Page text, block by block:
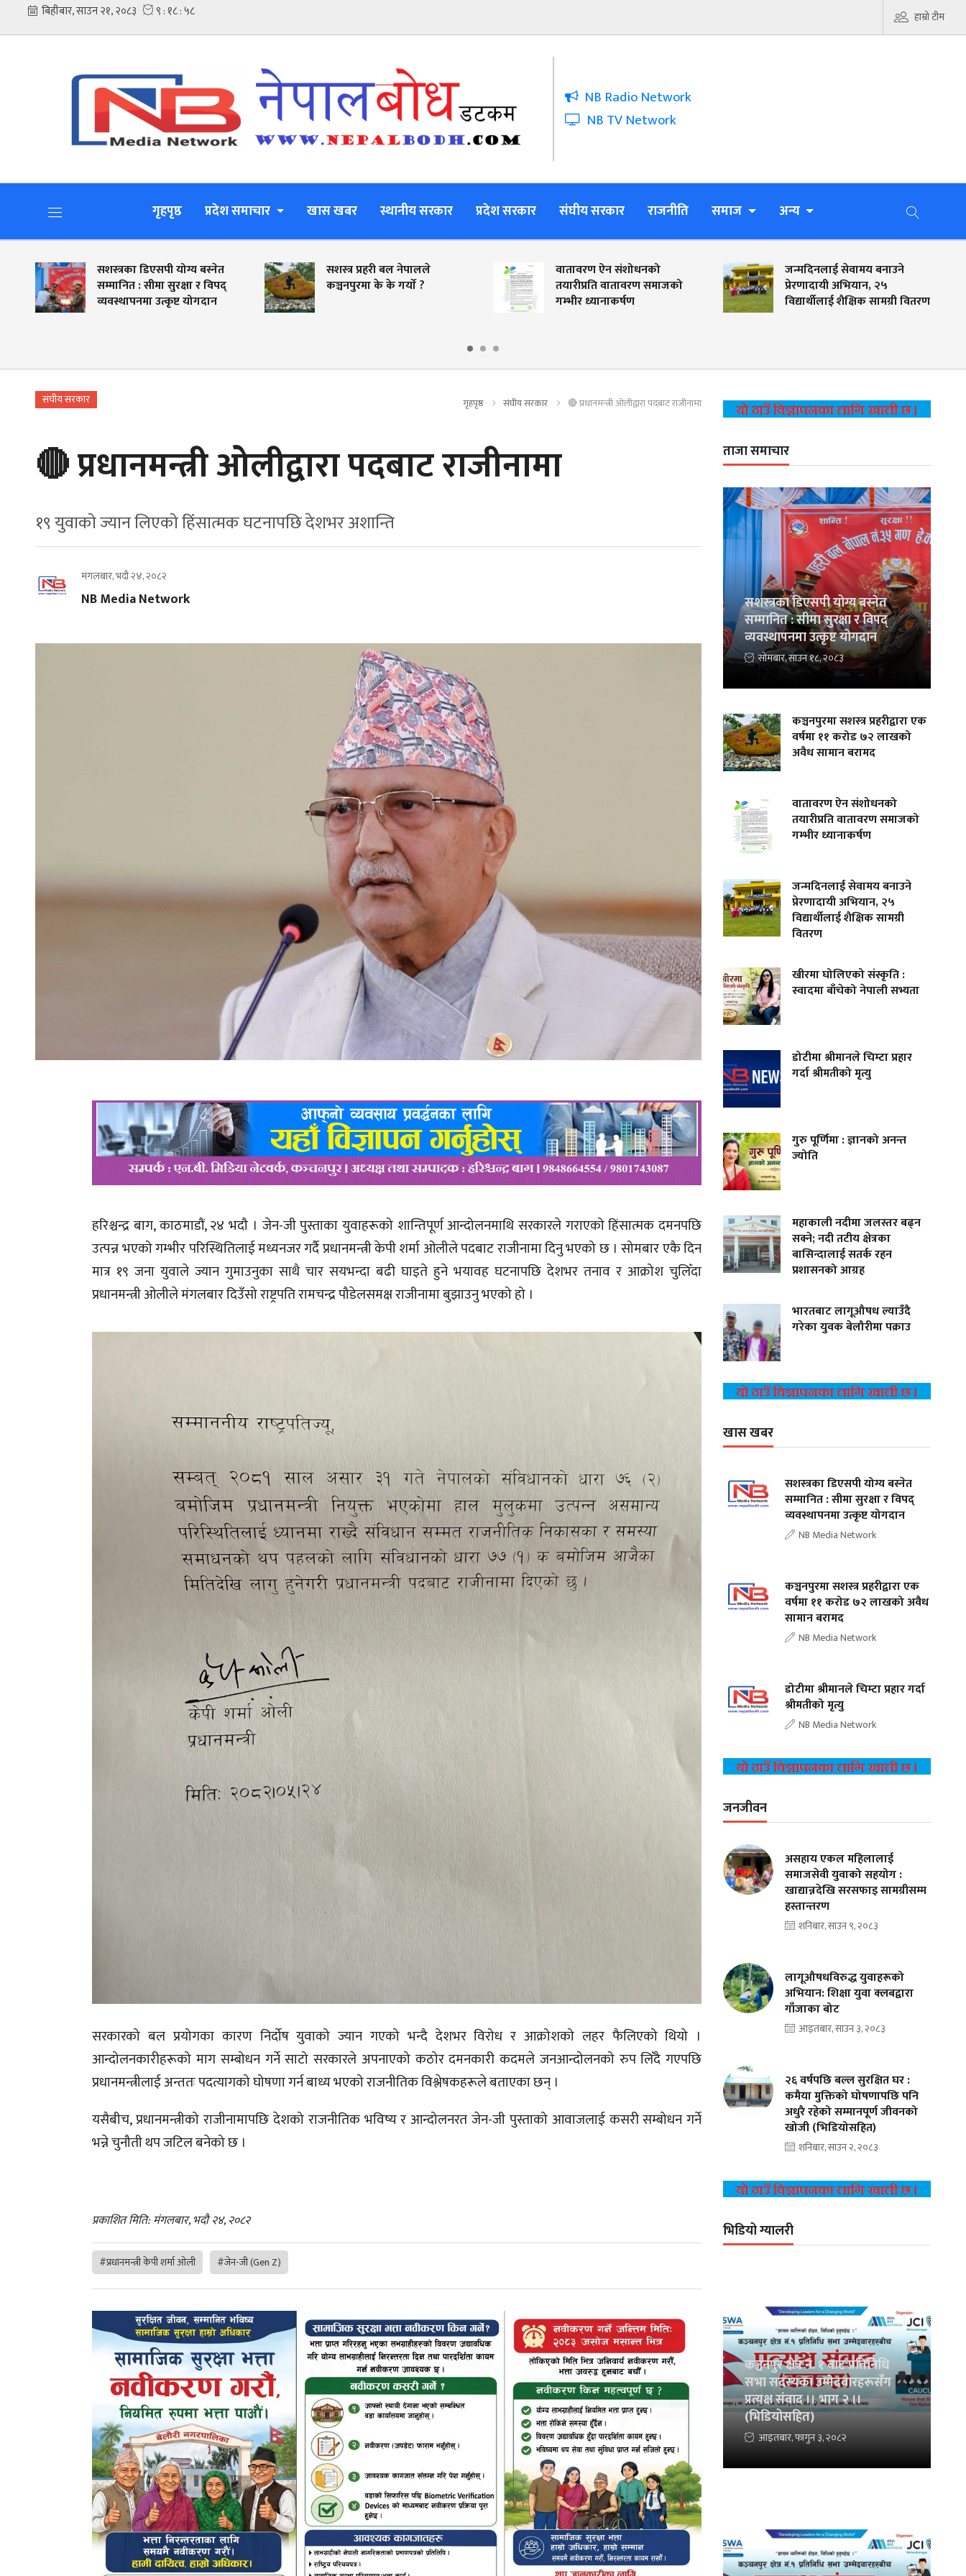
हाम्रो टीम
NB Radio Network
NB TV Network
गृहपृष्ठ प्रदेश समाचार खास खबर स्थानीय सरकार प्रदेश सरकार संघीय सरकार राजनीति समाज अन्य
सशस्त्रका डिएसपी योग्य बस्नेत
सम्मानित : सीमा सुरक्षा र विपद्
व्यवस्थापनमा उत्कृष्ट योगदान
सशस्त्र प्रहरी बल नेपालले
कञ्चनपुरमा के के गर्याे ?
वातावरण ऐन संशोधनको
तयारीप्रति वातावरण समाजको
गम्भीर ध्यानाकर्षण
जन्मदिनलाई सेवामय बनाउने
प्रेरणादायी अभियान, २५
विद्यार्थीलाई शैक्षिक सामग्री वितरण
संघीय सरकार गृहपृष्ठ संघीय सरकार 🔴 प्रधानमन्त्री ओलीद्वारा पदबाट राजीनामा
🔴 प्रधानमन्त्री ओलीद्वारा पदबाट राजीनामा
१९ युवाको ज्यान लिएको हिंसात्मक घटनापछि देशभर अशान्ति
मंगलबार, भदौ २४, २०८२
NB Media Network
हरिश्चन्द्र बाग, काठमाडौं, २४ भदौ । जेन-जी पुस्ताका युवाहरूको शान्तिपूर्ण आन्दोलनमाथि सरकारले गराएको हिंसात्मक दमनपछि
उत्पन्न भएको गम्भीर परिस्थितिलाई मध्यनजर गर्दै प्रधानमन्त्री केपी शर्मा ओलीले पदबाट राजीनामा दिनु भएको छ । सोमबार एकै दिन
मात्र १९ जना युवाले ज्यान गुमाउनुका साथै चार सयभन्दा बढी घाइते हुने भयावह घटनापछि देशभर तनाव र आक्रोश चुलिँदा
प्रधानमन्त्री ओलीले मंगलबार दिउँसो राष्ट्रपति रामचन्द्र पौडेलसमक्ष राजीनामा बुझाउनु भएको हो ।
सरकारको बल प्रयोगका कारण निर्दोष युवाको ज्यान गएको भन्दै देशभर विरोध र आक्रोशको लहर फैलिएको थियो ।
आन्दोलनकारीहरूको माग सम्बोधन गर्ने साटो सरकारले अपनाएको कठोर दमनकारी कदमले जनआन्दोलनको रुप लिँदै गएपछि
प्रधानमन्त्रीलाई अन्ततः पदत्यागको घोषणा गर्न बाध्य भएको राजनीतिक विश्लेषकहरूले बताएका छन् ।
यसैबीच, प्रधानमन्त्रीको राजीनामापछि देशको राजनीतिक भविष्य र आन्दोलनरत जेन-जी पुस्ताको आवाजलाई कसरी सम्बोधन गर्ने
भन्ने चुनौती थप जटिल बनेको छ ।
प्रकाशित मिति: मंगलबार, भदौ २४, २०८२
#प्रधानमन्त्री केपी शर्मा ओली #जेन-जी (Gen Z)
ताजा समाचार
सशस्त्रका डिएसपी योग्य बस्नेत
सम्मानित : सीमा सुरक्षा र विपद्
व्यवस्थापनमा उत्कृष्ट योगदान
सोमबार, साउन १८, २०८३
कञ्चनपुरमा सशस्त्र प्रहरीद्वारा एक
वर्षमा ११ करोड ७२ लाखको
अवैध सामान बरामद
वातावरण ऐन संशोधनको
तयारीप्रति वातावरण समाजको
गम्भीर ध्यानाकर्षण
जन्मदिनलाई सेवामय बनाउने
प्रेरणादायी अभियान, २५
विद्यार्थीलाई शैक्षिक सामग्री
वितरण
खीरमा घोलिएको संस्कृति :
स्वादमा बाँचेको नेपाली सभ्यता
डोटीमा श्रीमानले चिम्टा प्रहार
गर्दा श्रीमतीको मृत्यु
गुरु पूर्णिमा : ज्ञानको अनन्त
ज्योति
महाकाली नदीमा जलस्तर बढ्न
सक्ने; नदी तटीय क्षेत्रका
बासिन्दालाई सतर्क रहन
प्रशासनको आग्रह
भारतबाट लागूऔषध ल्याउँदै
गरेका युवक बेलौरीमा पक्राउ
खास खबर
सशस्त्रका डिएसपी योग्य बस्नेत
सम्मानित : सीमा सुरक्षा र विपद्
व्यवस्थापनमा उत्कृष्ट योगदान
NB Media Network
कञ्चनपुरमा सशस्त्र प्रहरीद्वारा एक
वर्षमा ११ करोड ७२ लाखको अवैध
सामान बरामद
NB Media Network
डोटीमा श्रीमानले चिम्टा प्रहार गर्दा
श्रीमतीको मृत्यु
NB Media Network
जनजीवन
असहाय एकल महिलालाई
समाजसेवी युवाको सहयोग :
खाद्यान्नदेखि सरसफाइ सामग्रीसम्म
हस्तान्तरण
शनिबार, साउन ९, २०८३
लागूऔषधविरुद्ध युवाहरूको
अभियान: शिक्षा युवा क्लबद्वारा
गाँजाका बोट
आइतबार, साउन ३, २०८३
२६ वर्षपछि बल्ल सुरक्षित घर :
कमैया मुक्तिको घोषणापछि पनि
अधुरै रहेको सम्मानपूर्ण जीवनको
खोजी (भिडियोसहित)
शनिबार, साउन २, २०८३
भिडियो ग्यालरी
कञ्चनपुर क्षेत्र नं. १ बाट प्रतिनिधि
सभा सदस्यका उम्मेदवारहरूसँग
प्रत्यक्ष संवाद ।। भाग २ ।।
(भिडियोसहित)
आइतबार, फागुन ३, २०८२